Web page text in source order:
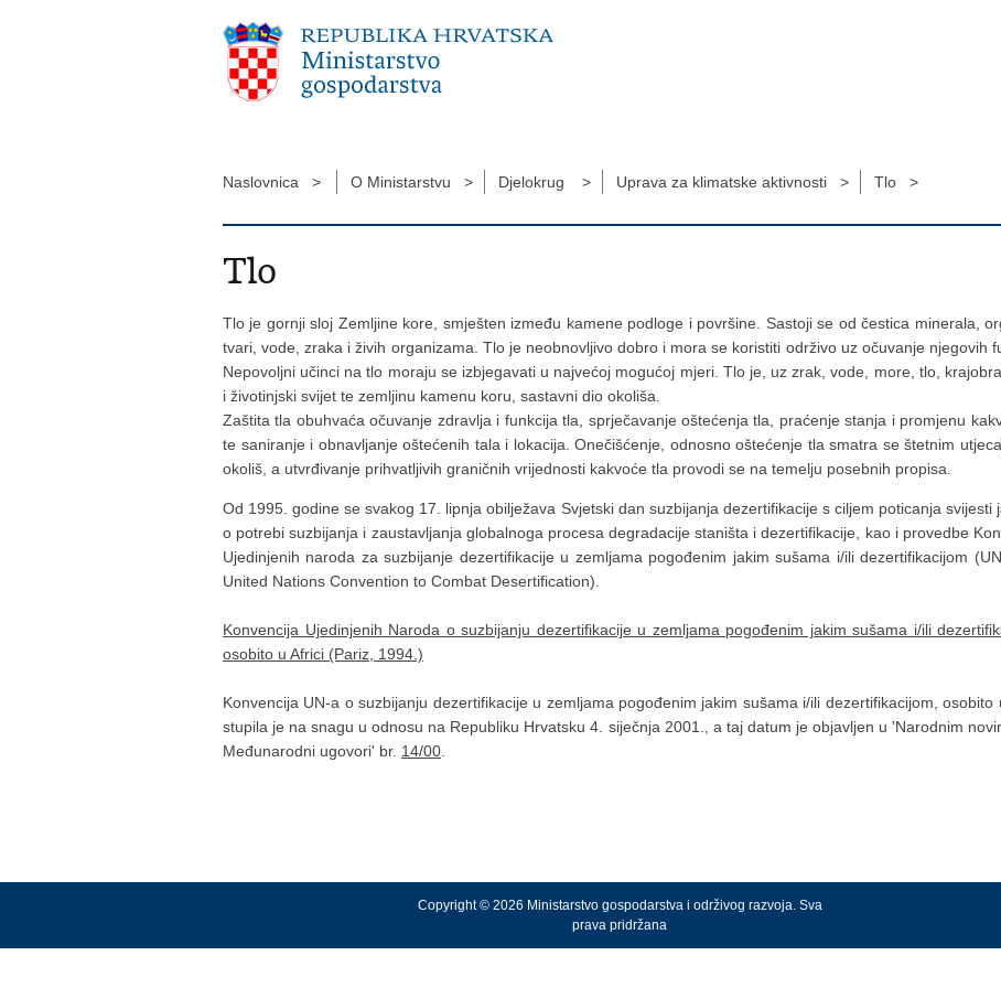
Naslovnica > O Ministarstvu > Djelokrug > Uprava za klimatske aktivnosti > Tlo >
Tlo
Tlo je gornji sloj Zemljine kore, smješten između kamene podloge i površine. Sastoji se od čestica minerala,
tvari, vode, zraka i živih organizama. Tlo je neobnovljivo dobro i mora se koristiti održivo uz očuvanje njegovih
Nepovoljni učinci na tlo moraju se izbjegavati u najvećoj mogućoj mjeri. Tlo je, uz zrak, vode, more, tlo,
i životinjski svijet te zemljinu kamenu koru, sastavni dio okoliša.
Zaštita tla obuhvaća očuvanje zdravlja i funkcija tla, sprječavanje oštećenja tla, praćenje stanja i promjenu
te saniranje i obnavljanje oštećenih tala i lokacija. Onečišćenje, odnosno oštećenje tla smatra se štetnim
okoliš, a utvrđivanje prihvatljivih graničnih vrijednosti kakvoće tla provodi se na temelju posebnih propisa.
Od 1995. godine se svakog 17. lipnja obilježava Svjetski dan suzbijanja dezertifikacije s ciljem poticanja svijesti
o potrebi suzbijanja i zaustavljanja globalnoga procesa degradacije staništa i dezertifikacije, kao i provedbe
Ujedinjenih naroda za suzbijanje dezertifikacije u zemljama pogođenim jakim sušama i/ili dezertifikacijom
United Nations Convention to Combat Desertification).
Konvencija Ujedinjenih Naroda o suzbijanju dezertifikacije u zemljama pogođenim jakim sušama i/ili
osobito u Africi (Pariz, 1994.)
Konvencija UN-a o suzbijanju dezertifikacije u zemljama pogođenim jakim sušama i/ili dezertifikacijom, osobito
stupila je na snagu u odnosu na Republiku Hrvatsku 4. siječnja 2001., a taj datum je objavljen u 'Narodnim
Međunarodni ugovori' br. 14/00
Copyright © 2026 Ministarstvo gospodarstva i održivog razvoja. Sva
prava pridržana